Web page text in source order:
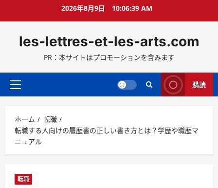
ス
ッ
2026年8月9日 10:06:41 AM
les-lettres-et-les-arts.com
PR：本サイトはプロモーションを含みます
メ
メ
ニ
ュ
ー
購読
ホーム
転職
転職する人向けの履歴書の正しい書き方とは？学歴や職歴マ
ニュアル
転職